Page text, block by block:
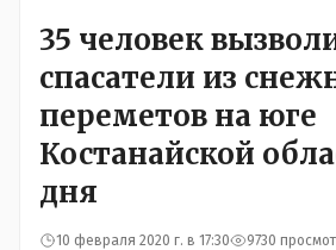
35 человек
спасатели из
переметов на юге
Костанайской
дня
10 февраля 2020 г. в 17:30 9730